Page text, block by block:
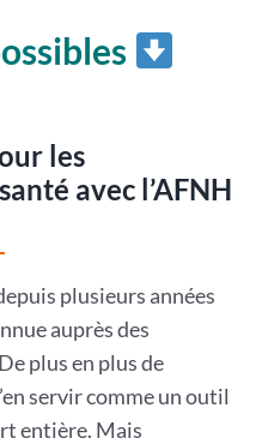
les
avec l’AFNH
plusieurs années
auprès des
plus en plus de
servir comme un outil
entière. Mais